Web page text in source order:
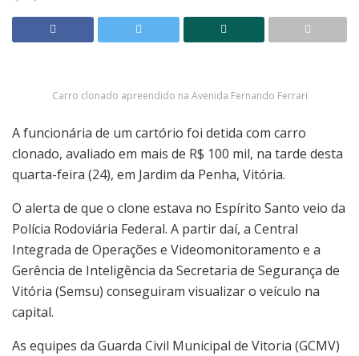
Carro clonado apreendido na Avenida Fernando Ferrari
A funcionária de um cartório foi detida com carro
clonado, avaliado em mais de R$ 100 mil, na tarde desta
quarta-feira (24), em Jardim da Penha, Vitória.
O alerta de que o clone estava no Espírito Santo veio da
Polícia Rodoviária Federal. A partir daí, a Central
Integrada de Operações e Videomonitoramento e a
Gerência de Inteligência da Secretaria de Segurança de
Vitória (Semsu) conseguiram visualizar o veículo na
capital.
As equipes da Guarda Civil Municipal de Vitoria (GCMV)